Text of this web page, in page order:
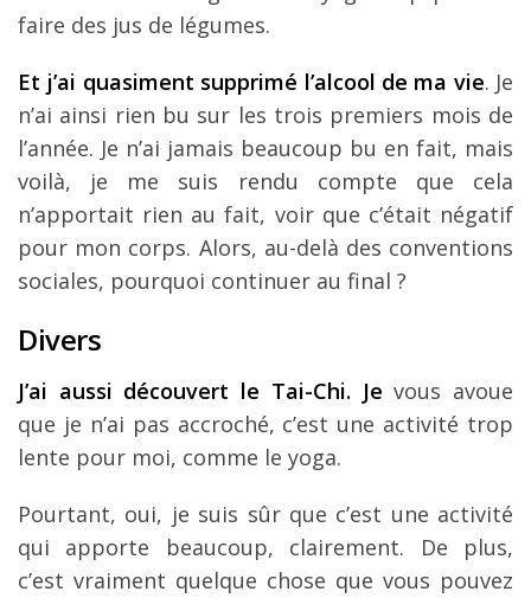
faire des jus de légumes.
Et j’ai quasiment supprimé l’alcool de ma vie. Je
n’ai ainsi rien bu sur les trois premiers mois de
l’année. Je n’ai jamais beaucoup bu en fait, mais
voilà, je me suis rendu compte que cela
n’apportait rien au fait, voir que c’était négatif
pour mon corps. Alors, au-delà des conventions
sociales, pourquoi continuer au final ?
Divers
J’ai aussi découvert le Tai-Chi. Je vous avoue
que je n’ai pas accroché, c’est une activité trop
lente pour moi, comme le yoga.
Pourtant, oui, je suis sûr que c’est une activité
qui apporte beaucoup, clairement. De plus,
c’est vraiment quelque chose que vous pouvez